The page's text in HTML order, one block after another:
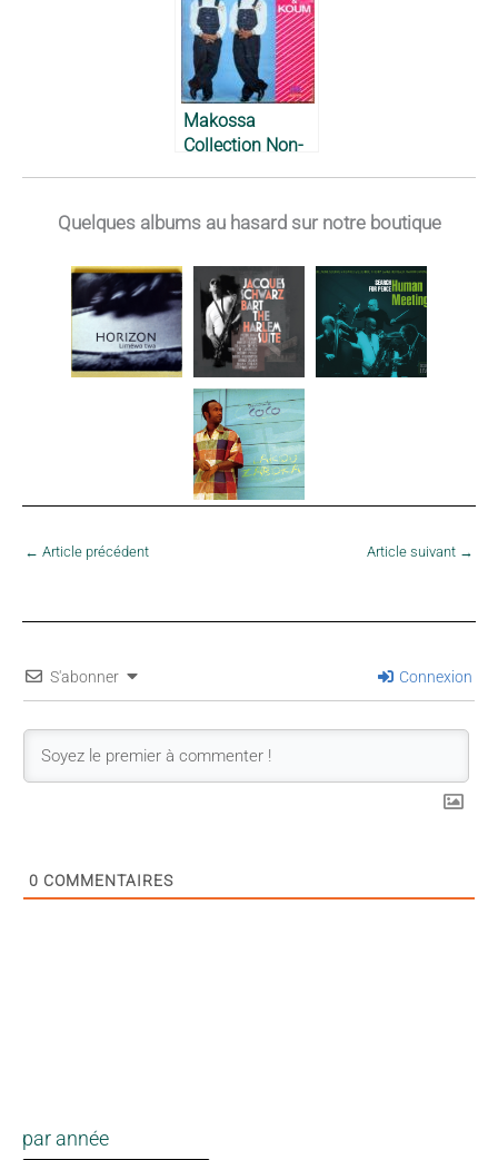
Makossa
Collection Non-
Quelques albums au hasard sur notre boutique
← Article précédent Article suivant →
S'abonner Connexion
0 COMMENTAIRES
par année